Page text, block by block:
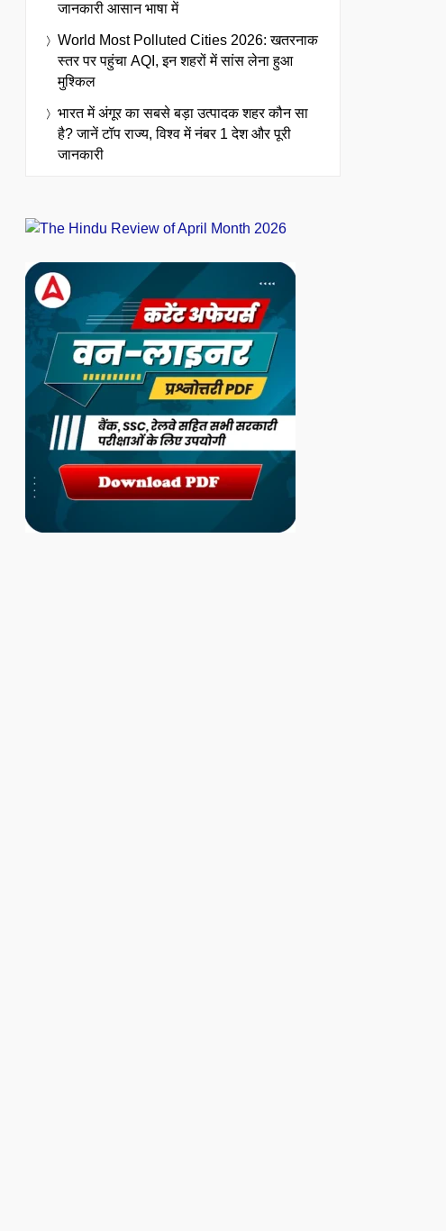
जानकारी आसान भाषा में
World Most Polluted Cities 2026: खतरनाक
स्तर पर पहुंचा AQI, इन शहरों में सांस लेना हुआ
मुश्किल
भारत में अंगूर का सबसे बड़ा उत्पादक शहर कौन सा
है? जानें टॉप राज्य, विश्व में नंबर 1 देश और पूरी
जानकारी